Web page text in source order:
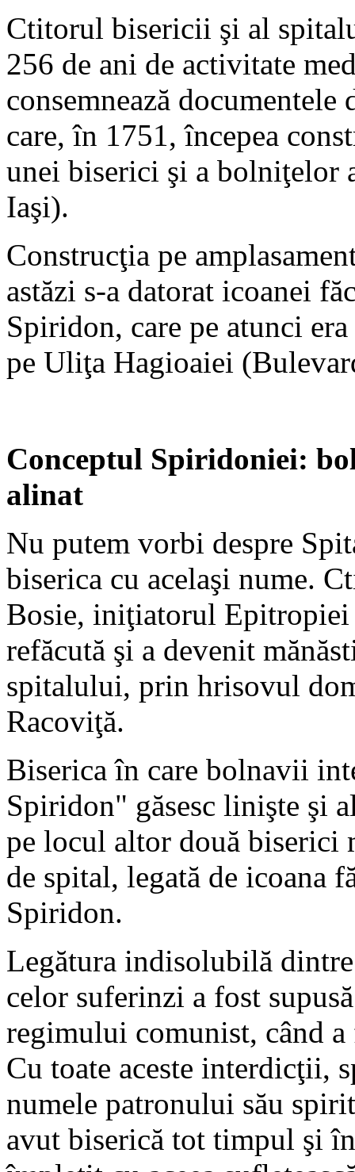
Ctitorul bisericii şi al
256 de ani de activitate
consemnează documentele
care, în 1751, începea
unei biserici şi a bolniţelor
Iaşi).
Construcţia pe
astăzi s-a datorat icoanei
Spiridon, care pe atunci
pe Uliţa Hagioaiei
Conceptul Spiridoniei:
alinat
Nu putem vorbi despre
biserica cu acelaşi nume.
Bosie, iniţiatorul
refăcută şi a devenit
spitalului, prin hrisovul
Racoviţă.
Biserica în care bolnavii
Spiridon" găsesc linişte şi
pe locul altor două biserici
de spital, legată de icoana
Spiridon.
Legătura indisolubilă
celor suferinzi a fost
regimului comunist, când
Cu toate aceste interdicţii,
numele patronului său
avut biserică tot timpul şi